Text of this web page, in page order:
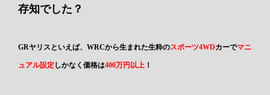
存知でした？
GRヤリスといえば、WRCから生まれた生粋のスポーツ4WDカーでマニ
ュアル設定しかなく価格は400万円以上 ！